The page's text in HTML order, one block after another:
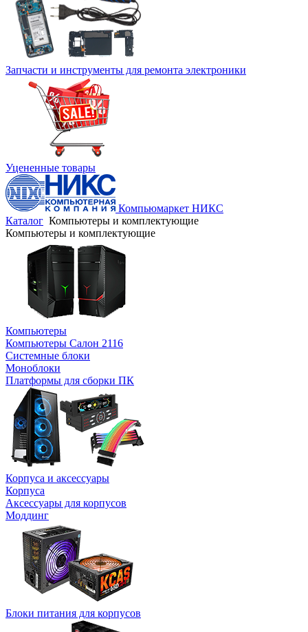
Запчасти и инструменты для ремонта электроники
Уцененные товары
Компьюмаркет НИКС
Каталог Компьютеры и комплектующие
Компьютеры и комплектующие
Компьютеры
Компьютеры Салон 2116
Системные блоки
Моноблоки
Платформы для сборки ПК
Корпуса и аксессуары
Корпуса
Аксессуары для корпусов
Моддинг
Блоки питания для корпусов